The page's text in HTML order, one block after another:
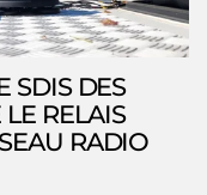
SDIS DES
RELAIS
RADIO